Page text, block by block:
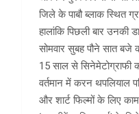
जिले के पाबौ ब्लाक स्थित
हालांकि पिछली बार उनकी
सोमवार सुबह पौने सात
15 साल से
वर्तमान में करन थपलियाल
और शार्ट फिल्मों के लिए